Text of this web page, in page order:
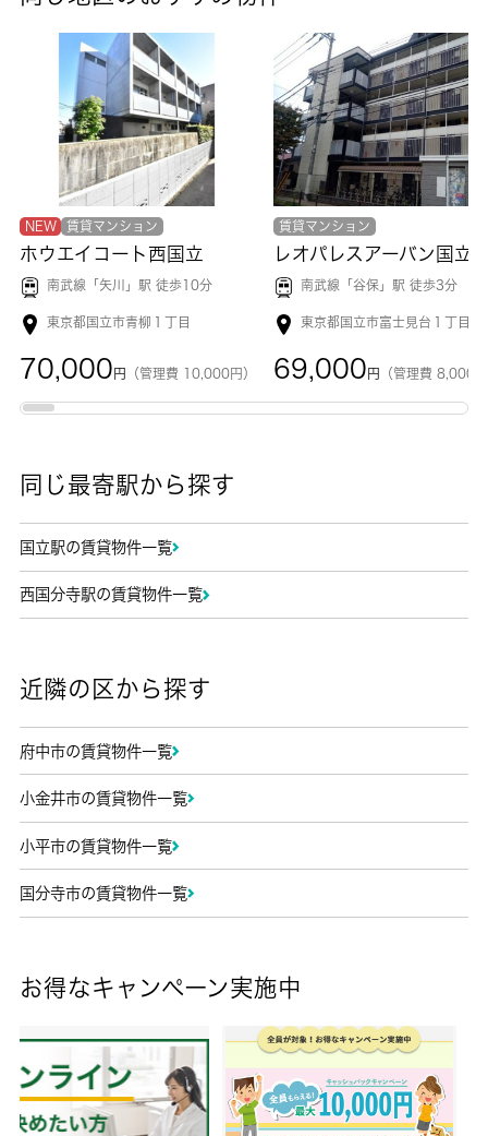
NEW 賃貸マンション
ホウエイコート西国立
南武線「 矢川 」駅 徒歩10分
東京都国立市青柳１丁目
70,000 円 （管理費 10,000円）
賃貸マンション
レオパレスアーバン国立
南武線「谷保 」駅 徒歩3分
東京都国立市富士見台１丁目
69,000 円 （管理費 8,000
同じ最寄駅から探す
国立駅の賃貸物件一覧
西国分寺駅の賃貸物件一覧
近隣の区から探す
府中市の賃貸物件一覧
小金井市の賃貸物件一覧
小平市の賃貸物件一覧
国分寺市の賃貸物件一覧
お得なキャンペーン実施中